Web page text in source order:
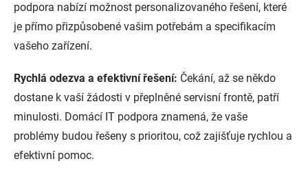
podpora nabízí možnost personalizovaného řešení, které
je přímo přizpůsobené vašim potřebám a specifikacím
vašeho zařízení.
Rychlá odezva a efektivní řešení: Čekání, až se někdo
dostane k vaší žádosti v přeplněné servisní frontě, patří
minulosti. Domácí IT podpora znamená, že vaše
problémy budou řešeny s prioritou, což zajišťuje rychlou a
efektivní pomoc.